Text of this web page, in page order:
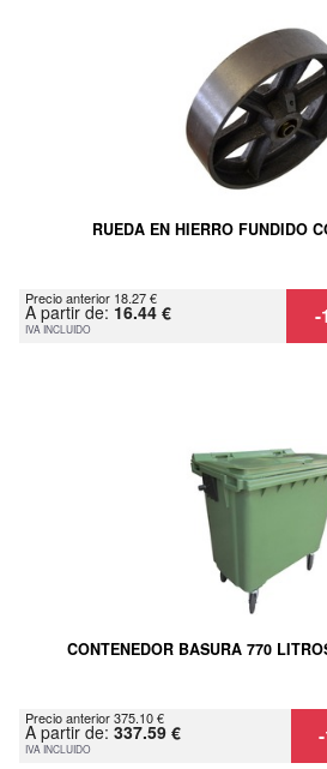
RUEDA EN HIERRO FUNDIDO
Precio anterior 18.27 €
A partir de: 16.44 €
IVA INCLUIDO -
CONTENEDOR BASURA 770
Precio anterior 375.10 €
A partir de: 337.59 €
IVA INCLUIDO